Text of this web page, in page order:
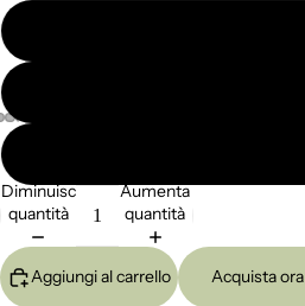
Apri
immagine
a
schermo
intero
Apri
immagine
a
schermo
intero
Apri
immagine
a
schermo
intero
Apri
immagine
a
schermo
intero
Apri
immagine
a
schermo
intero
Diminuisci
quantità
Aumenta
quantità
Aggiungi al carrello Acquista ora